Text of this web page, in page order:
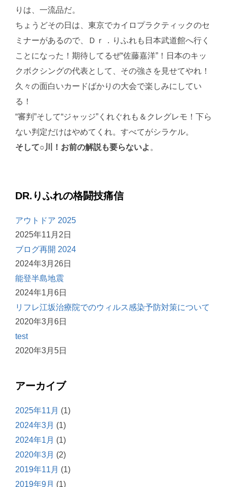
りは、一流品だ。
ちょうどその日は、東京でカイロプラクティックのセ
ミナーがあるので、Ｄｒ．りふれも日本武道館へ行く
ことになった！期待してるぜ“佐藤嘉洋”！日本のキッ
クボクシングの代表として、その強さを見せてやれ！
久々の面白いカードばかりの大会で楽しみにしてい
る！
“審判”そして“ジャッジ”くれぐれも＆クレグレモ！下ら
ない判定だけはやめてくれ。すべてがシラケル。
そして○川！お前の解説も要らないよ。
DR.りふれの格闘技痛信
アウトドア 2025
2025年11月2日
ブログ再開 2024
2024年3月26日
能登半島地震
2024年1月6日
リフレ江坂治療院でのウィルス感染予防対策について
2020年3月6日
test
2020年3月5日
アーカイブ
2025年11月 (1)
2024年3月 (1)
2024年1月 (1)
2020年3月 (2)
2019年11月 (1)
2019年9月 (1)